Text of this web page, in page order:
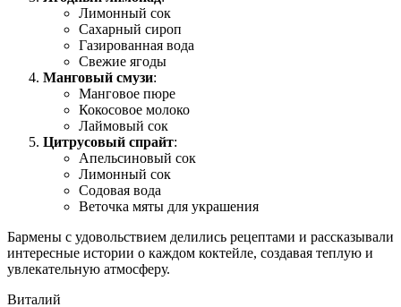
Лимонный сок
Сахарный сироп
Газированная вода
Свежие ягоды
Манговый смузи:
Манговое пюре
Кокосовое молоко
Лаймовый сок
Цитрусовый спрайт:
Апельсиновый сок
Лимонный сок
Содовая вода
Веточка мяты для украшения
Бармены с удовольствием делились рецептами и рассказывали
интересные истории о каждом коктейле, создавая теплую и
увлекательную атмосферу.
Виталий